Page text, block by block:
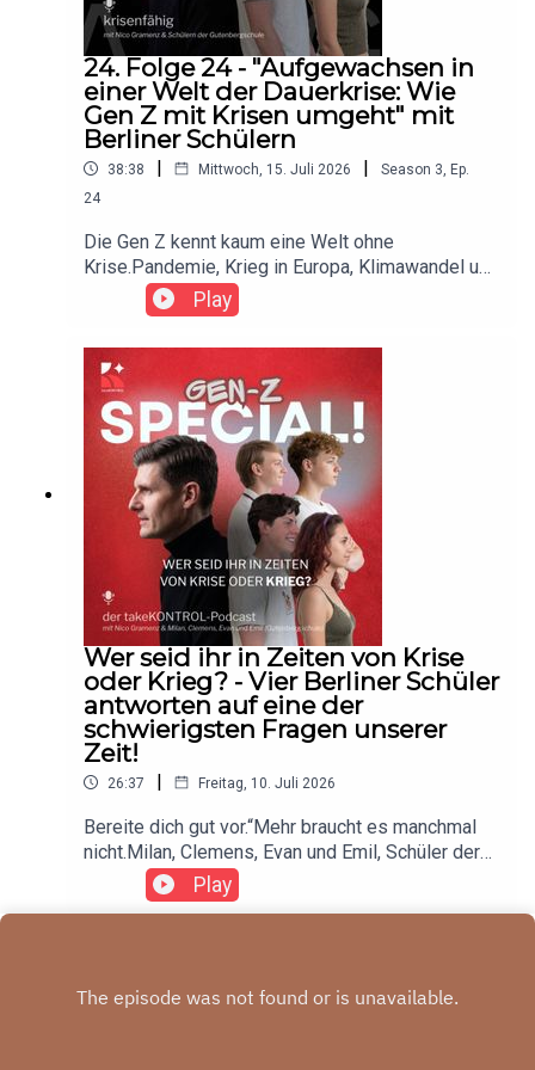
24. Folge 24 - "Aufgewachsen in
einer Welt der Dauerkrise: Wie
Gen Z mit Krisen umgeht" mit
Berliner Schülern
38:38 | Mittwoch, 15. Juli 2026 | Season 3, Ep.
24
Die Gen Z kennt kaum eine Welt ohne
Krise.Pandemie, Krieg in Europa, Klimawandel und
gesellschaftliche Polarisierung prägen ihren
Alltag.Milan, Clemens, Evan und Emil von der
Berliner Gutenbergschule sprechen im
takeKONTROL-Podcast offen darüber, wie ihre
Generation mit Unsicherheit umgeht, warum
Hoffnung manchmal schwerfällt und weshalb
Vorbereitung und gesellschaftlicher
Zusammenhalt wichtiger sind denn je.Gemeinsam
diskutieren sie über politische Bildung, soziale
Medien als Informationsquelle, Verantwortung
von Politik und Gesellschaft sowie die Frage, wie
junge Menschen Krisenfähigkeit entwickeln
können.Aufgewachsen in einer Welt der
Dauerkrise – wie geht Gen Z mit Krisen um?
Play
Wer seid ihr in Zeiten von Krise
oder Krieg? - Vier Berliner Schüler
antworten auf eine der
schwierigsten Fragen unserer
Zeit!
26:37 | Freitag, 10. Juli 2026
Bereite dich gut vor.“Mehr braucht es manchmal
nicht.Milan, Clemens, Evan und Emil, Schüler der
Gutenbergschule, sprechen im takeKONTROL-
Podcast darüber, wie ihre Generation Krieg,
kältesten Warm-up der Podcast-Szene
Play